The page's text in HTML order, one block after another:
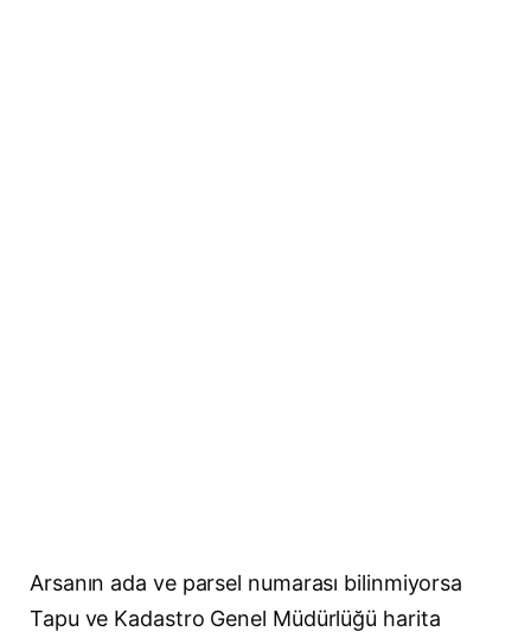
Arsanın ada ve parsel numarası bilinmiyorsa
Tapu ve Kadastro Genel Müdürlüğü harita